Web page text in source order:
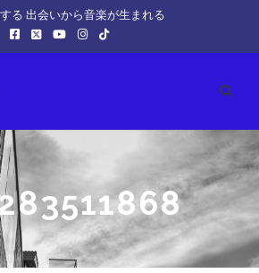
る 出会いから音楽が生まれる